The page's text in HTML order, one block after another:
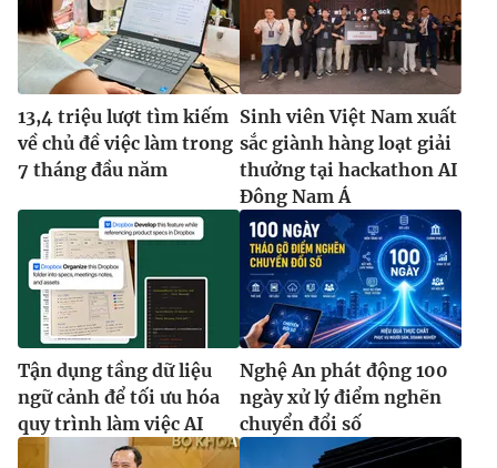
13,4 triệu lượt tìm kiếm
về chủ đề việc làm trong
7 tháng đầu năm
Sinh viên Việt Nam xuất
sắc giành hàng loạt giải
thưởng tại hackathon AI
Đông Nam Á
Tận dụng tầng dữ liệu
ngữ cảnh để tối ưu hóa
quy trình làm việc AI
Nghệ An phát động 100
ngày xử lý điểm nghẽn
chuyển đổi số